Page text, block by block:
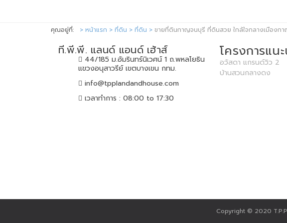
คุณอยู่ที่: หน้าแรก ที่ดิน ที่ดิน ขายที่ดินกาญจนบุรี ที่ดินสวย ใกล้ใจกลางเมืองก
ที.พี.พี. แลนด์ แอนด์ เฮ้าส์
44/185 ม.อัมรินทร์นิเวศน์ 1 ถ.พหลโยธิน
แขวงอนุสาวรีย์ เขตบางเขน กทม.
info@tpplandandhouse.com
เวลาทำการ : 08:00 to 17:30
โครงการแน
อวัสดา แกรนด์วิว 2
บ้านสวนกลางดง
Copyright © 2020